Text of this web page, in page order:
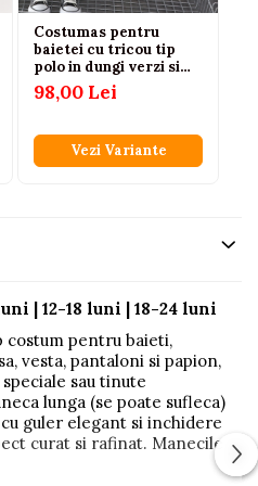
Costumas pentru
baietei cu tricou tip
polo in dungi verzi si
IVOIRE
98,00 Lei
Vezi Variante
| 12-18 luni | 18-24 luni
pentru baieti,
vesta, pantaloni si papion,
sau tinute
lunga (se poate sufleca)
guler elegant si inchidere
curat si rafinat. Manecile